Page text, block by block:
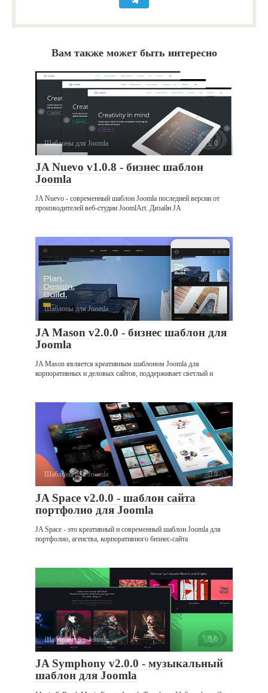
Вам также может быть интересно
Шаблоны для Joomla 0
JA Nuevo v1.0.8 - бизнес шаблон
Joomla
JA Nuevo - современный шаблон Joomla последней версии от
производителей веб-студии JoomlArt. Дизайн JA
Шаблоны для Joomla 0
JA Mason v2.0.0 - бизнес шаблон для
Joomla
JA Mason является креативным шаблоном Joomla для
корпоративных и деловых сайтов, поддерживает светлый и
Шаблоны для Joomla 0
JA Space v2.0.0 - шаблон сайта
портфолио для Joomla
JA Space - это креативный и современный шаблон Joomla для
портфолио, агенства, корпоративного бизнес-сайта
Шаблоны для Joomla 0
JA Symphony v2.0.0 - музыкальный
шаблон для Joomla